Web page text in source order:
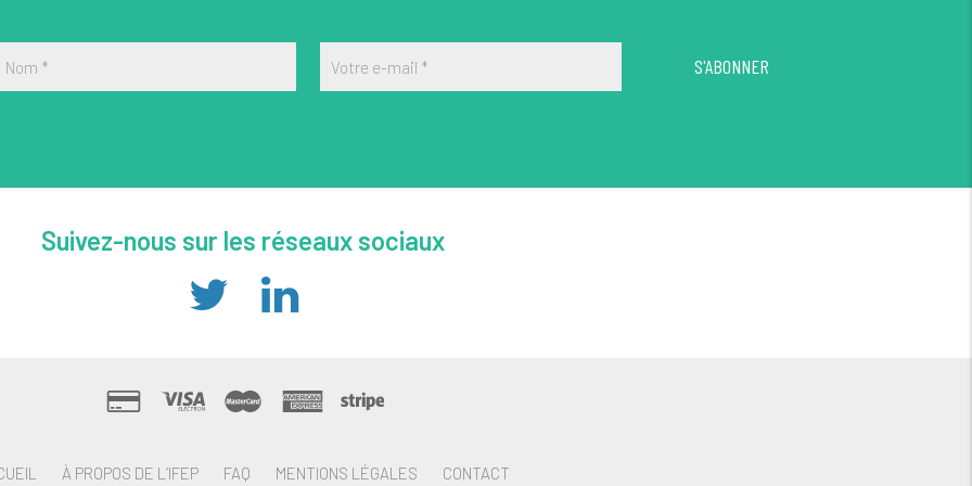
Nom * Votre e-mail * S'ABONNER
Suivez-nous sur les réseaux sociaux
À PROPOS DE L’IFEP FAQ MENTIONS LÉGALES CONTACT